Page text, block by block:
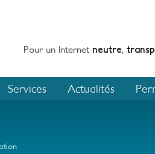
Pour un Internet neutre,
Services Actualités